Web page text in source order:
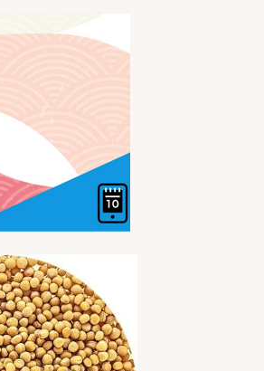
Bevrijding
Pasen!
Mosterdzaadjes